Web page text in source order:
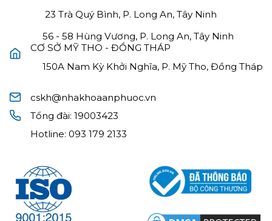
23 Trà Quý Bình, P. Long An, Tây Ninh
56 - 58 Hùng Vương, P. Long An, Tây Ninh
CƠ SỞ MỸ THO - ĐỒNG THÁP
150A Nam Kỳ Khởi Nghĩa, P. Mỹ Tho, Đồng Tháp
cskh@nhakhoaanphuoc.vn
Tổng đài:19003423
Hotline:093 179 2133